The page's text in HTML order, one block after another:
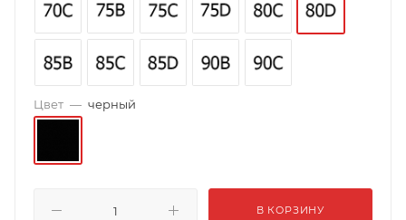
Цвет — черный
В КОРЗИНУ